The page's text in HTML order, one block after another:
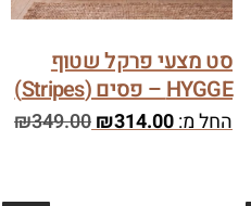
סט מצעי פרקל שטוף
HYGGE – פסים (Stripes)
החל מ: ₪314.00
₪349.00